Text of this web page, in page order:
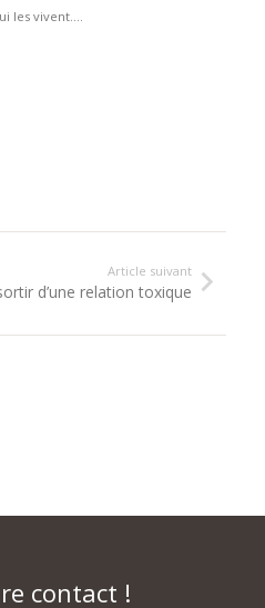
les vivent....
Article suivant
d’une relation toxique
contact !